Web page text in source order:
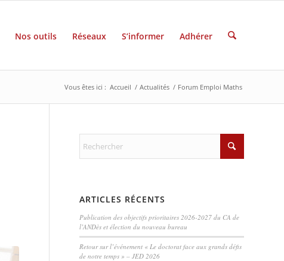
Nos outils Réseaux S’informer Adhérer
Vous êtes ici : Accueil / Actualités / Forum Emploi Maths
ARTICLES RÉCENTS
Publication des objectifs prioritaires 2026-2027 du CA de
l’ANDès et élection du nouveau bureau
Retour sur l’événement « Le doctorat face aux grands défis
de notre temps » – JED 2026